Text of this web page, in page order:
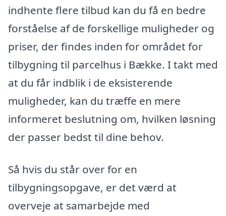
indhente flere tilbud kan du få en bedre
forståelse af de forskellige muligheder og
priser, der findes inden for området for
tilbygning til parcelhus i Bække. I takt med
at du får indblik i de eksisterende
muligheder, kan du træffe en mere
informeret beslutning om, hvilken løsning
der passer bedst til dine behov.
Så hvis du står over for en
tilbygningsopgave, er det værd at
overveje at samarbejde med